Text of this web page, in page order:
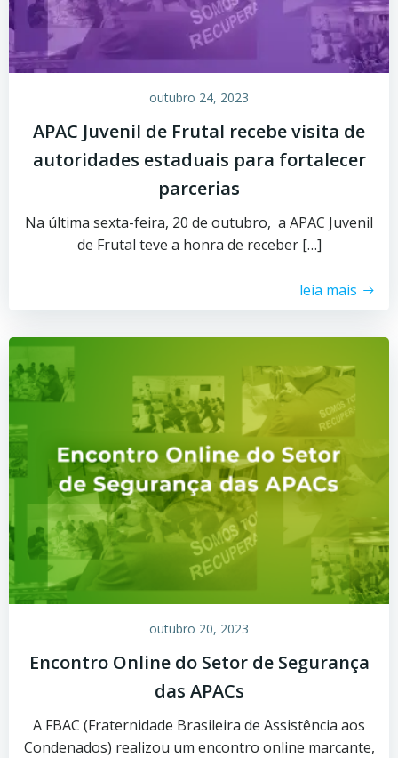
outubro 24, 2023
APAC Juvenil de Frutal recebe visita de
autoridades estaduais para fortalecer
parcerias
Na última sexta-feira, 20 de outubro, a APAC Juvenil
de Frutal teve a honra de receber […]
leia mais
outubro 20, 2023
Encontro Online do Setor de Segurança
das APACs
A FBAC (Fraternidade Brasileira de Assistência aos
Condenados) realizou um encontro online marcante,